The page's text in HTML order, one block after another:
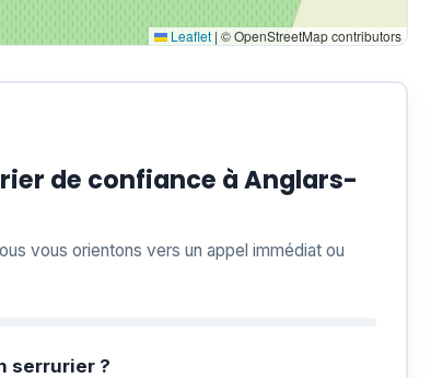
Leaflet | © OpenStreetMap contributors
de confiance à Anglars-
vous orientons vers un appel immédiat ou
serrurier ?